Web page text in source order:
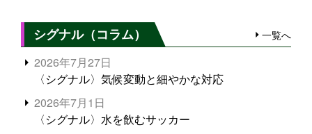
シグナル（コラム） 一覧へ
2026年7月27日
〈シグナル〉気候変動と細やかな対応
2026年7月1日
〈シグナル〉水を飲むサッカー